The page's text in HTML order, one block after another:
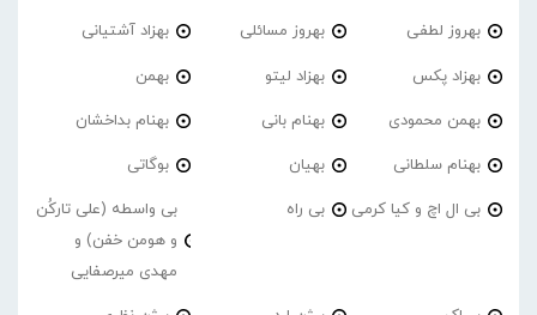
بهروز لطفی بهروز مسائلی بهزاد آشتیانی
بهزاد پکس بهزاد لیتو بهمن
بهمن محمودی بهنام بانی بهنام بداخشان
بهنام سلطانی بهیان بوگاتی
بی ال اچ و کیا کرمی بی راه
بی واسطه (علی تارکُن
و هومن خفن) و
مهدی میرصفایی